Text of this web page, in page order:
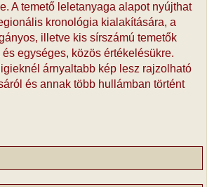
A temető leletanyaga alapot nyújthat
kronológia kialakítására, a
illetve kis sírszámú temetők
egységes, közös értékelésükre.
árnyaltabb kép lesz rajzolható
és annak több hullámban történt